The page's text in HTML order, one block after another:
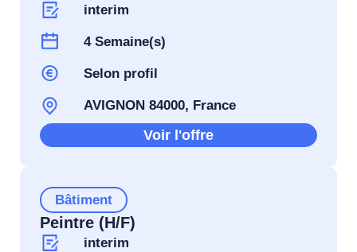
interim
4 Semaine(s)
Selon profil
AVIGNON 84000, France
Voir l'offre
Bâtiment
Peintre (H/F)
interim